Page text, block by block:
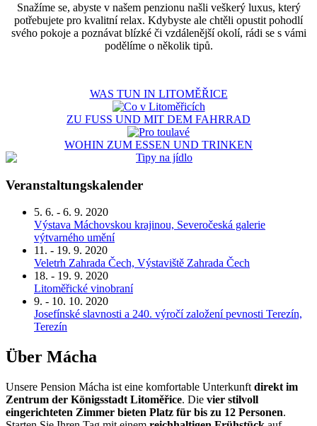
Snažíme se, abyste v našem penzionu našli veškerý luxus, který
potřebujete pro kvalitní relax. Kdybyste ale chtěli opustit pohodlí
svého pokoje a poznávat blízké či vzdálenější okolí, rádi se s vámi
podělíme o několik tipů.
WAS TUN IN LITOMĚŘICE
ZU FUSS UND MIT DEM FAHRRAD
WOHIN ZUM ESSEN UND TRINKEN
Veranstaltungskalender
5. 6. - 6. 9. 2020
Výstava Máchovskou krajinou, Severočeská galerie
výtvarného umění
11. - 19. 9. 2020
Veletrh Zahrada Čech, Výstaviště Zahrada Čech
18. - 19. 9. 2020
Litoměřické vinobraní
9. - 10. 10. 2020
Josefínské slavnosti a 240. výročí založení pevnosti Terezín,
Terezín
Über Mácha
Unsere Pension Mácha ist eine komfortable Unterkunft direkt im
Zentrum der Königsstadt Litoměřice. Die vier stilvoll
eingerichteten Zimmer bieten Platz für bis zu 12 Personen.